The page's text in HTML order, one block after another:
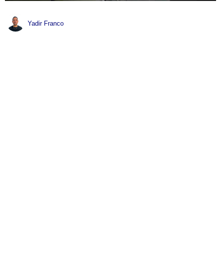
Yadir Franco